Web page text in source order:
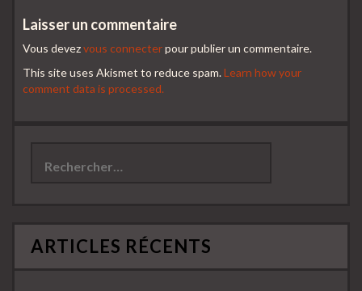
Laisser un commentaire
Vous devezvous connecterpour publier un commentaire.
This site uses Akismet to reduce spam.Learn how your
comment data is processed.
ARTICLES RÉCENTS